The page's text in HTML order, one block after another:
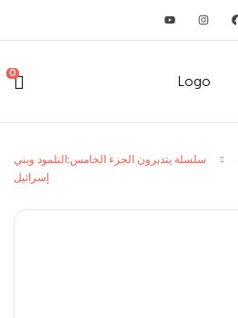
0
سلسلة يتدبرون الجزء الخامس:التلمود وبني
إسرائيل